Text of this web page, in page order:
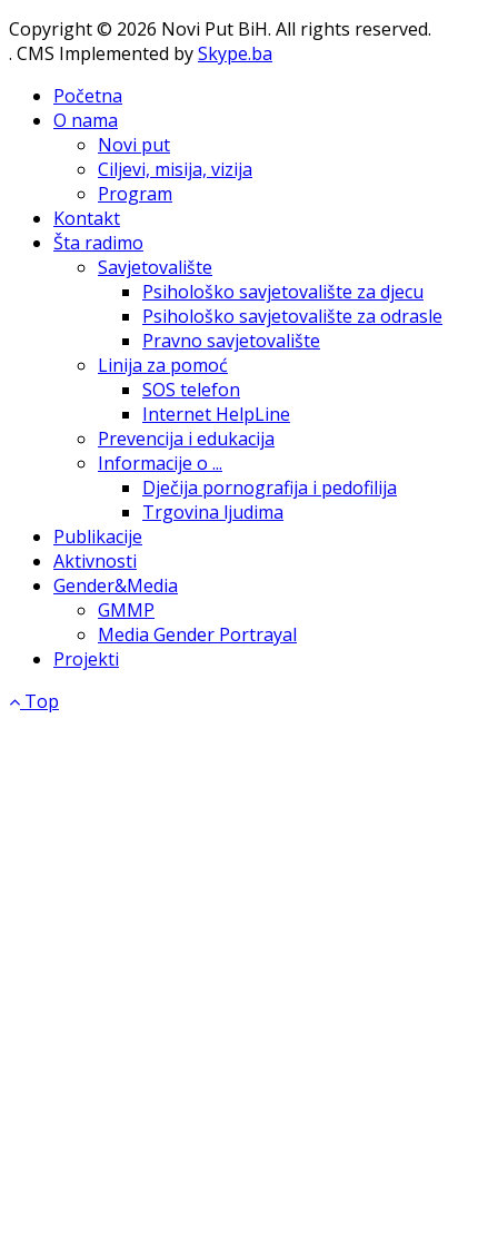
Copyright © 2026 Novi Put BiH. All rights reserved.
. CMS Implemented bySkype.ba
Početna
O nama
Novi put
Ciljevi, misija, vizija
Program
Kontakt
Šta radimo
Savjetovalište
Psihološko savjetovalište za djecu
Psihološko savjetovalište za odrasle
Pravno savjetovalište
Linija za pomoć
SOS telefon
Internet HelpLine
Prevencija i edukacija
Informacije o ...
Dječija pornografija i pedofilija
Trgovina ljudima
Publikacije
Aktivnosti
Gender&Media
GMMP
Media Gender Portrayal
Projekti
Top